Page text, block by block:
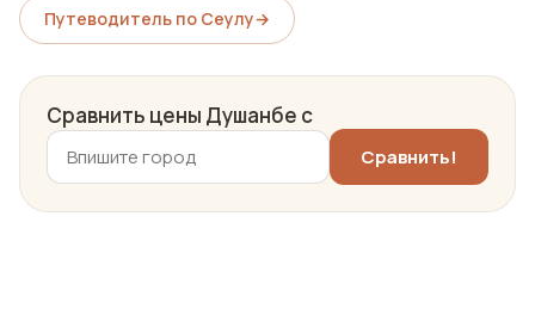
Путеводитель по Сеулу→
Сравнить цены Душанбе с